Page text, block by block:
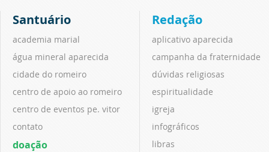
Santuário
academia marial
água mineral aparecida
cidade do romeiro
centro de apoio ao romeiro
centro de eventos pe. vitor
contato
doação
Redação
aplicativo aparecida
campanha da fraternidade
dúvidas religiosas
espiritualidade
igreja
infográficos
libras